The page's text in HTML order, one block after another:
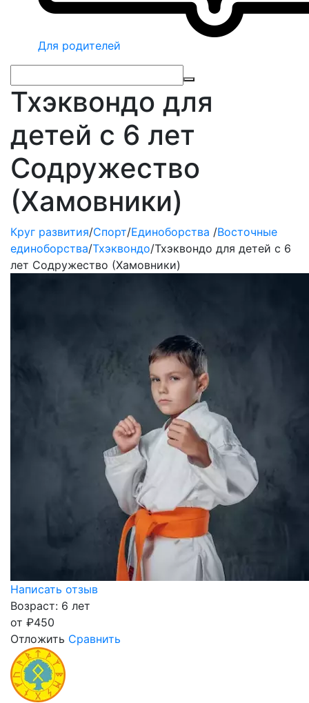
Для родителей
Тхэквондо для
детей с 6 лет
Содружество
(Хамовники)
Круг развития/Спорт/Единоборства /Восточные
единоборства/Тхэквондо/Тхэквондо для детей с 6
лет Содружество (Хамовники)
Написать отзыв
Возраст: 6 лет
от ₽450
Отложить Сравнить